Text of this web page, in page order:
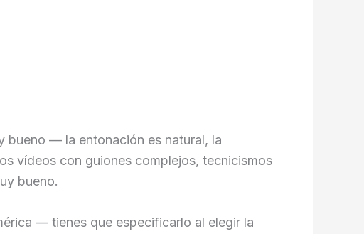
bueno — la entonación es natural, la
vídeos con guiones complejos, tecnicismos
bueno.
— tienes que especificarlo al elegir la